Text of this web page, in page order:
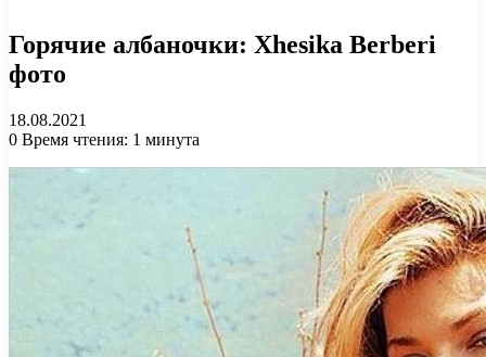
Горячие албаночки: Xhesika Berberi
фото
18.08.2021
0 Время чтения: 1 минута